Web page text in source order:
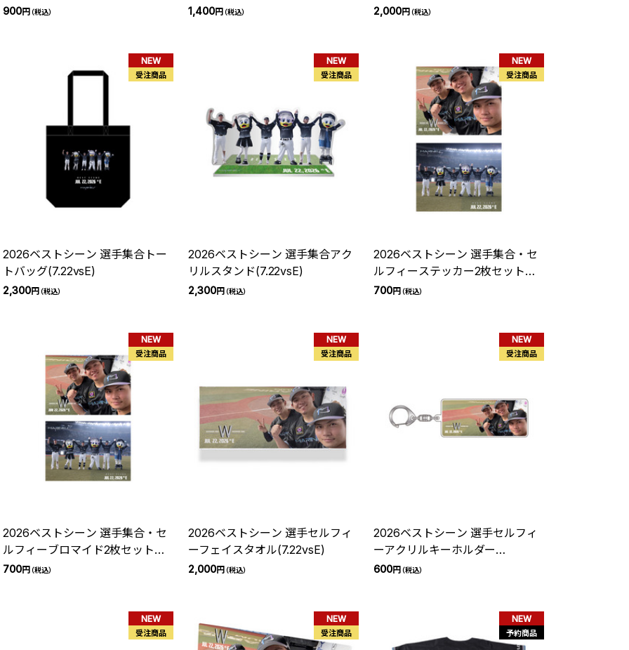
900円（税込） 1,400円（税込） 2,000円（税込）
NEW
受注商品
2026ベストシーン 選手集合トー
トバッグ(7.22vsE)
2,300円（税込）
NEW
受注商品
2026ベストシーン 選手集合アク
リルスタンド(7.22vsE)
2,300円（税込）
NEW
受注商品
2026ベストシーン 選手集合・セ
ルフィーステッカー2枚セット
(7.22vsE)
700円（税込）
NEW
受注商品
2026ベストシーン 選手集合・セ
ルフィーブロマイド2枚セット
(7.22vsE)
700円（税込）
NEW
受注商品
2026ベストシーン 選手セルフィ
ーフェイスタオル(7.22vsE)
2,000円（税込）
NEW
受注商品
2026ベストシーン 選手セルフィ
ーアクリルキーホルダー
(7.22vsE)
600円（税込）
NEW
受注商品
NEW
受注商品
NEW
予約商品